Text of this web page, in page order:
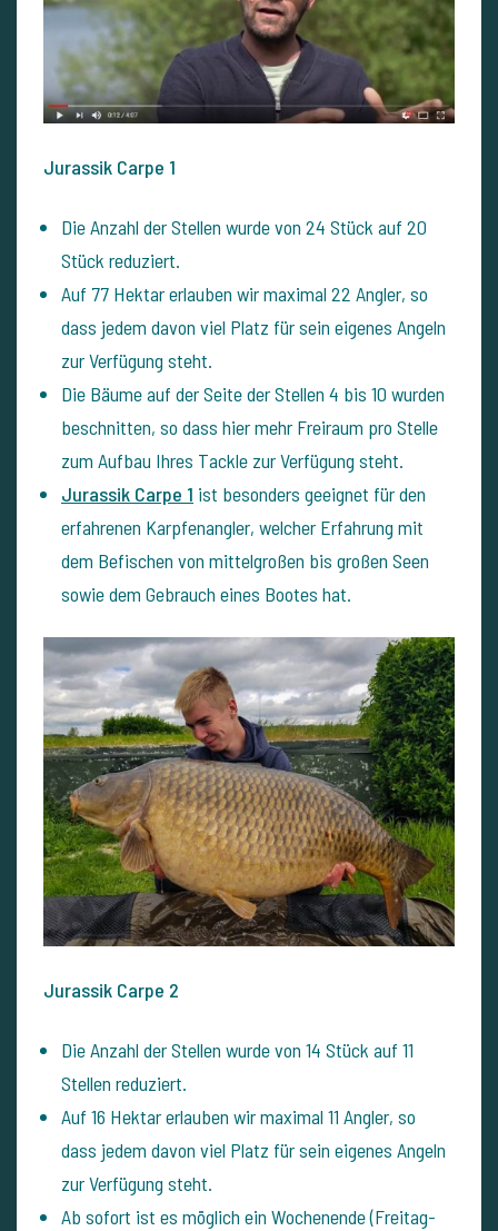
Jurassik Carpe 1
Die Anzahl der Stellen wurde von 24 Stück auf 20
Stück reduziert.
Auf 77 Hektar erlauben wir maximal 22 Angler, so
dass jedem davon viel Platz für sein eigenes Angeln
zur Verfügung steht.
Die Bäume auf der Seite der Stellen 4 bis 10 wurden
beschnitten, so dass hier mehr Freiraum pro Stelle
zum Aufbau Ihres Tackle zur Verfügung steht.
Jurassik Carpe 1 ist besonders geeignet für den
erfahrenen Karpfenangler, welcher Erfahrung mit
dem Befischen von mittelgroßen bis großen Seen
sowie dem Gebrauch eines Bootes hat.
Jurassik Carpe 2
Die Anzahl der Stellen wurde von 14 Stück auf 11
Stellen reduziert.
Auf 16 Hektar erlauben wir maximal 11 Angler, so
dass jedem davon viel Platz für sein eigenes Angeln
zur Verfügung steht.
Ab sofort ist es möglich ein Wochenende (Freitag-